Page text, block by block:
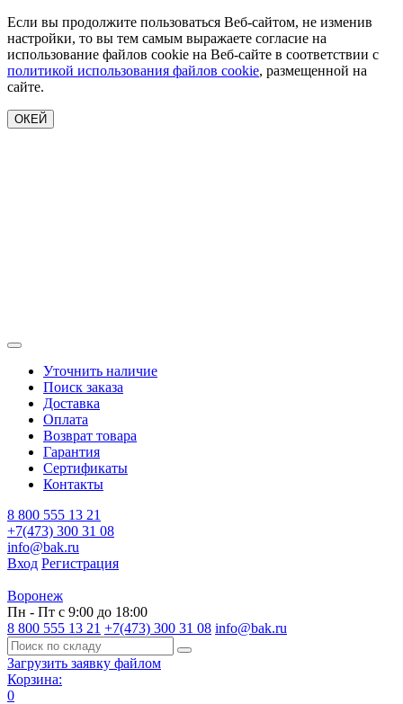
Если вы продолжите пользоваться Веб-сайтом, не изменив
настройки, то вы тем самым выражаете согласие на
использование файлов cookie на Веб-сайте в соответствии с
политикой использования файлов cookie, размещенной на
сайте.
ОКЕЙ
Уточнить наличие
Поиск заказа
Доставка
Оплата
Возврат товара
Гарантия
Сертификаты
Контакты
8 800 555 13 21
+7(473) 300 31 08
info@bak.ru
Вход Регистрация
Воронеж
Пн - Пт с 9:00 до 18:00
8 800 555 13 21 +7(473) 300 31 08 info@bak.ru
Загрузить заявку файлом
Корзина:
0